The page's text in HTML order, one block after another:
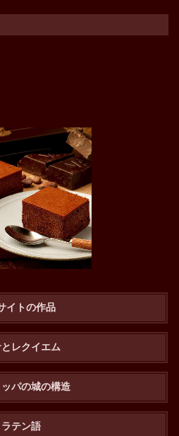
イトの作品
とレクイエム
ッパの城の構造
ラテン語